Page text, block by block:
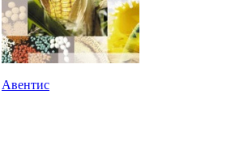
Авентис